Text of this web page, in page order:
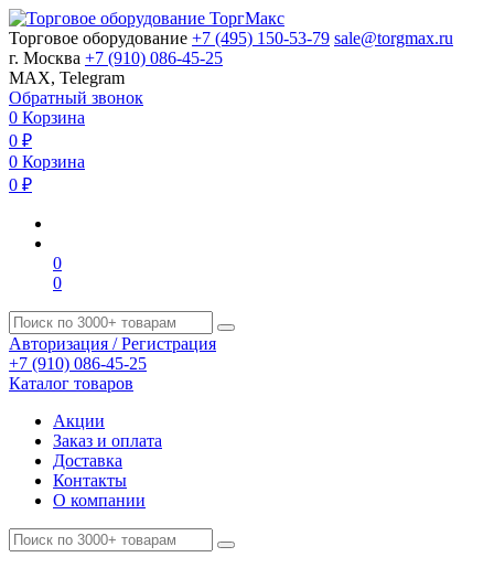
Торговое оборудование +7 (495) 150-53-79 sale@torgmax.ru
г. Москва +7 (910) 086-45-25
MAX, Telegram
Обратный звонок
0 Корзина
0 ₽
0 Корзина
0 ₽
0
0
Авторизация / Регистрация
+7 (910) 086-45-25
Каталог товаров
Акции
Заказ и оплата
Доставка
Контакты
О компании